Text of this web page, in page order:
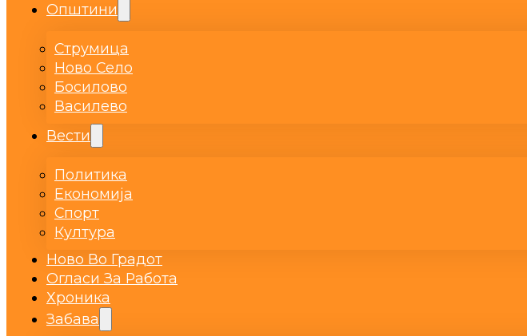
Општини
Струмица
Ново Село
Босилово
Василево
Вести
Политика
Економија
Спорт
Култура
Ново Во Градот
Огласи За Работа
Хроника
Забава